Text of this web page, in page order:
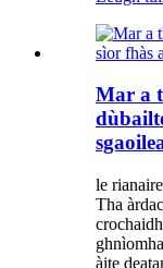
Mar a
le
Tha
àite